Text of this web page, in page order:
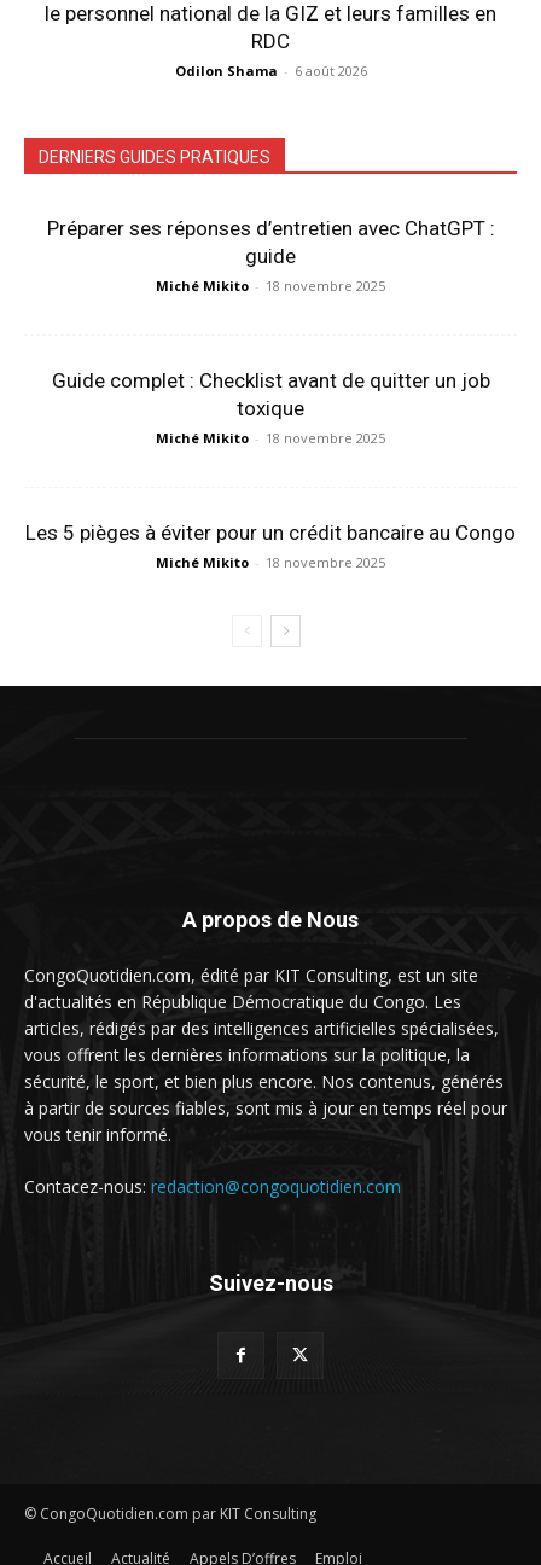
le personnel national de la GIZ et leurs familles en
RDC
Odilon Shama - 6 août 2026
DERNIERS GUIDES PRATIQUES
Préparer ses réponses d’entretien avec ChatGPT :
guide
Miché Mikito - 18 novembre 2025
Guide complet : Checklist avant de quitter un job
toxique
Miché Mikito - 18 novembre 2025
Les 5 pièges à éviter pour un crédit bancaire au Congo
Miché Mikito - 18 novembre 2025
A propos de Nous
CongoQuotidien.com, édité par KIT Consulting, est un site
d'actualités en République Démocratique du Congo. Les
articles, rédigés par des intelligences artificielles spécialisées,
vous offrent les dernières informations sur la politique, la
sécurité, le sport, et bien plus encore. Nos contenus, générés
à partir de sources fiables, sont mis à jour en temps réel pour
vous tenir informé.
Contacez-nous: redaction@congoquotidien.com
Suivez-nous
© CongoQuotidien.com par KIT Consulting
Accueil Actualité Appels D’offres Emploi